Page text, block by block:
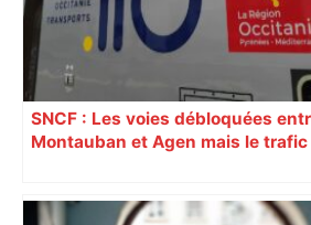
SNCF : Les voies débloquées
Montauban et Agen mais le trafic